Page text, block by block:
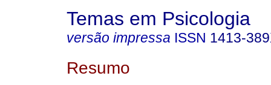
Temas em Psicologia
versão impressa ISSN 1413-
Resumo